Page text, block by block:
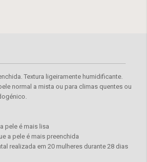
Textura ligeiramente humidificante.
normal a mista ou para climas quentes ou
pele é mais lisa
a pele é mais preenchida
realizada em 20 mulheres durante 28 dias